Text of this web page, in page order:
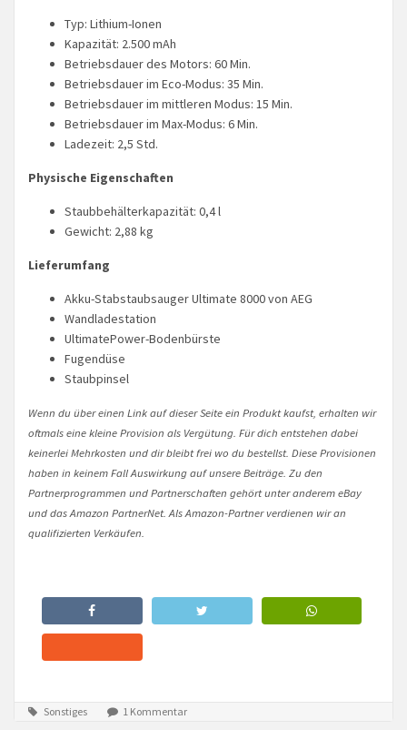
Typ: Lithium-Ionen
Kapazität: 2.500 mAh
Betriebsdauer des Motors: 60 Min.
Betriebsdauer im Eco-Modus: 35 Min.
Betriebsdauer im mittleren Modus: 15 Min.
Betriebsdauer im Max-Modus: 6 Min.
Ladezeit: 2,5 Std.
Physische Eigenschaften
Staubbehälterkapazität: 0,4 l
Gewicht: 2,88 kg
Lieferumfang
Akku-Stabstaubsauger Ultimate 8000 von AEG
Wandladestation
UltimatePower-Bodenbürste
Fugendüse
Staubpinsel
Wenn du über einen Link auf dieser Seite ein Produkt kaufst, erhalten wir
oftmals eine kleine Provision als Vergütung. Für dich entstehen dabei
keinerlei Mehrkosten und dir bleibt frei wo du bestellst. Diese Provisionen
haben in keinem Fall Auswirkung auf unsere Beiträge. Zu den
Partnerprogrammen und Partnerschaften gehört unter anderem eBay
und das Amazon PartnerNet. Als Amazon-Partner verdienen wir an
qualifizierten Verkäufen.
Sonstiges 1 Kommentar